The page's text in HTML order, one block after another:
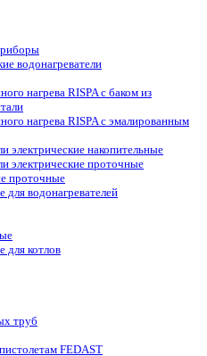
водонагреватели
нагрева RISPA с баком из
нагрева RISPA с эмалированным
электрические накопительные
электрические проточные
проточные
водонагревателей
котлов
труб
FEDAST